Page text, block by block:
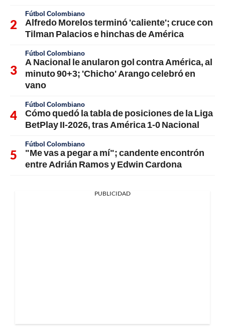
Fútbol Colombiano
Alfredo Morelos terminó 'caliente'; cruce con
Tilman Palacios e hinchas de América
Fútbol Colombiano
A Nacional le anularon gol contra América, al
minuto 90+3; 'Chicho' Arango celebró en
vano
Fútbol Colombiano
Cómo quedó la tabla de posiciones de la Liga
BetPlay II-2026, tras América 1-0 Nacional
Fútbol Colombiano
"Me vas a pegar a mí"; candente encontrón
entre Adrián Ramos y Edwin Cardona
PUBLICIDAD